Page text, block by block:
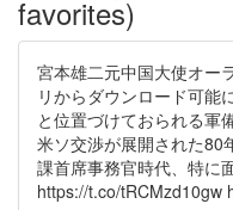
favorites)
宮本雄二元中国大使オー
リからダウンロード可能
と位置づけておられる軍
米ソ交渉が展開された80
課首席事務官時代、特に
https://t.co/tRCMzd10gw